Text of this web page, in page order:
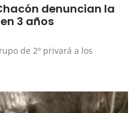
denuncian la
3 años
de 2º privará a los